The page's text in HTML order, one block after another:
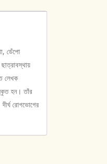
ডেঁপো
লেখক
হন। তাঁর
রোগভোগের